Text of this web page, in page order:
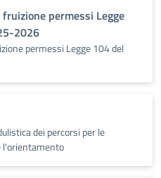
permessi Legge
2026
permessi Legge 104 del
dei percorsi per le
l'orientamento